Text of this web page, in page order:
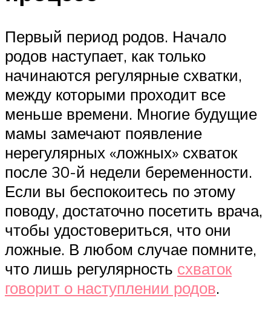
Первый период родов. Начало
родов наступает, как только
начинаются регулярные схватки,
между которыми проходит все
меньше времени. Многие будущие
мамы замечают появление
нерегулярных «ложных» схваток
после 30-й недели беременности.
Если вы беспокоитесь по этому
поводу, достаточно посетить врача,
чтобы удостовериться, что они
ложные. В любом случае помните,
что лишь регулярность схваток
говорит о наступлении родов.